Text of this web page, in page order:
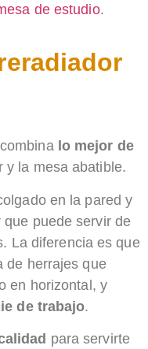
de estudio.​
lo mejor de
y la mesa abatible.
en la pared y
puede servir de
La diferencia es que
de herrajes que
en horizontal, y
de trabajo.​
para servirte